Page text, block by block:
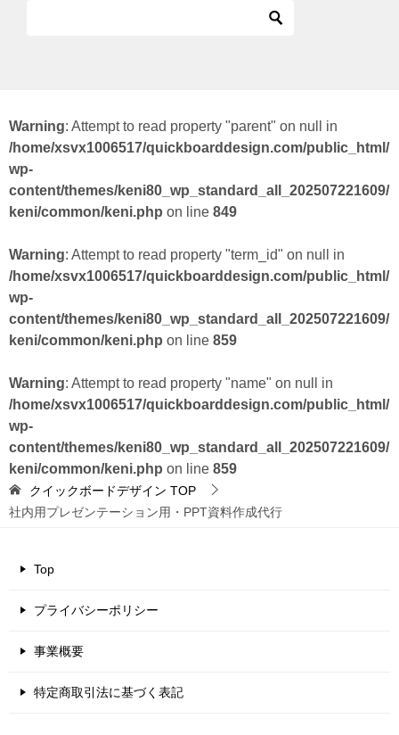
Warning: Attempt to read property "parent" on null in
/home/xsvx1006517/quickboarddesign.com/public_html/
wp-
content/themes/keni80_wp_standard_all_202507221609/
keni/common/keni.php on line 849
Warning: Attempt to read property "term_id" on null in
/home/xsvx1006517/quickboarddesign.com/public_html/
wp-
content/themes/keni80_wp_standard_all_202507221609/
keni/common/keni.php on line 859
Warning: Attempt to read property "name" on null in
/home/xsvx1006517/quickboarddesign.com/public_html/
wp-
content/themes/keni80_wp_standard_all_202507221609/
keni/common/keni.php on line 859
クイックボードデザイン TOP
社内用プレゼンテーション用・PPT資料作成代行
Top
プライバシーポリシー
事業概要
特定商取引法に基づく表記